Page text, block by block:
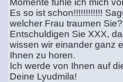
Momente fuhle ich mich
Es so ist schon!!!!!!!!!!!!
welcher Frau traumen
Entschuldigen Sie XXX,
wissen wir einander ganz
Ihnen zu horen.
Ich werde von Ihnen auf
Deine Lyudmila!